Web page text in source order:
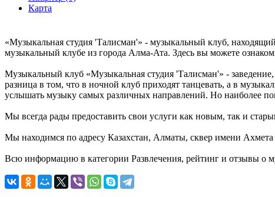
Карта
«Музыкальная студия 'Талисман'» - музыкальный клуб,
музыкальный клубе из города Алма-Ата. Здесь вы можете
Музыкальный клуб «Музыкальная студия 'Талисман'» -
разница в том, что в ночной клуб приходят танцевать, а в
услышать музыку самых различных направлений. Но наиболее
Мы всегда рады предоставить свои услуги как новым, так и
Мы находимся по адресу Казахстан, Алматы, сквер имени
Всю информацию в категории Развлечения, рейтинг и отзывы о